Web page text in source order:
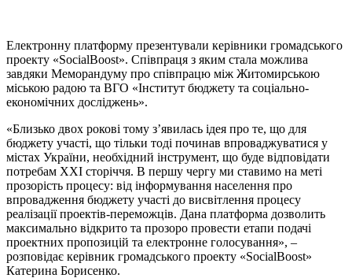
Електронну платформу презентували керівники громадського
проекту «SocialBoost». Співпраця з яким стала можлива
завдяки Меморандуму про співпрацю між Житомирською
міською радою та ВГО «Інститут бюджету та соціально-
економічних досліджень».
«Близько двох рокові тому з’явилась ідея про те, що для
бюджету участі, що тільки тоді починав впроваджуватися у
містах України, необхідний інструмент, що буде відповідати
потребам ХХІ сторіччя. В першу чергу ми ставимо на меті
прозорість процесу: від інформування населення про
впровадження бюджету участі до висвітлення процесу
реалізації проектів-переможців. Дана платформа дозволить
максимально відкрито та прозоро провести етапи подачі
проектних пропозицій та електронне голосування», –
розповідає керівник громадського проекту «SocialBoost»
Катерина Борисенко.